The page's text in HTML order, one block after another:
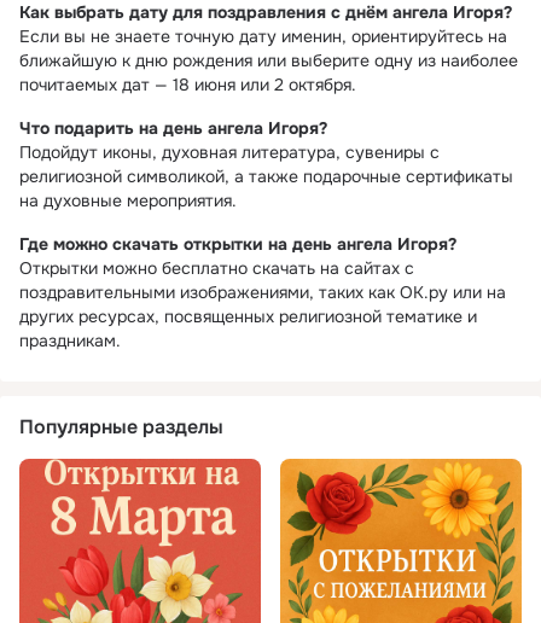
Как выбрать дату для поздравления с днём ангела Игоря?
Если вы не знаете точную дату именин, ориентируйтесь на
ближайшую к дню рождения или выберите одну из наиболее
почитаемых дат — 18 июня или 2 октября.
Что подарить на день ангела Игоря?
Подойдут иконы, духовная литература, сувениры с
религиозной символикой, а также подарочные сертификаты
на духовные мероприятия.
Где можно скачать открытки на день ангела Игоря?
Открытки можно бесплатно скачать на сайтах с
поздравительными изображениями, таких как ОК.ру или на
других ресурсах, посвященных религиозной тематике и
праздникам.
Популярные разделы